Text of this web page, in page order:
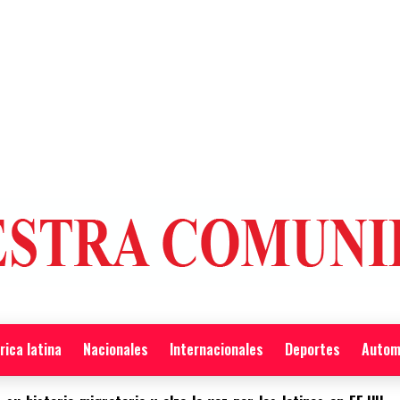
latina Nacionales Internacionales Deportes